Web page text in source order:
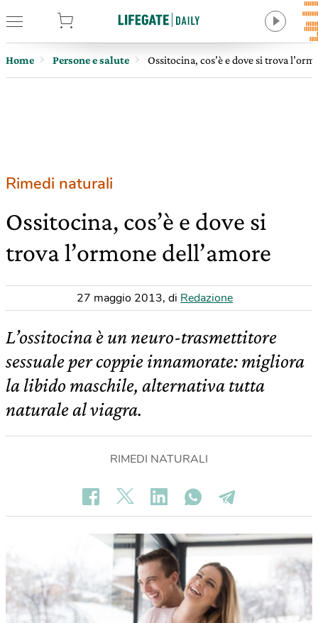
Home Persone e salute Ossitocina, cos’è e dove si trova
Rimedi naturali
Ossitocina, cos’è e dove si
trova l’ormone dell’amore
27 maggio 2013, di Redazione
L’ossitocina è un neuro-trasmettitore
sessuale per coppie innamorate: migliora
la libido maschile, alternativa tutta
naturale al viagra.
RIMEDI NATURALI